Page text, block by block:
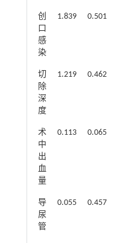
创
口
感
染
1.839 0.501
切
除
深
度
1.219 0.462
术
中
出
血
量
0.113 0.065
导
尿
管
0.055 0.457